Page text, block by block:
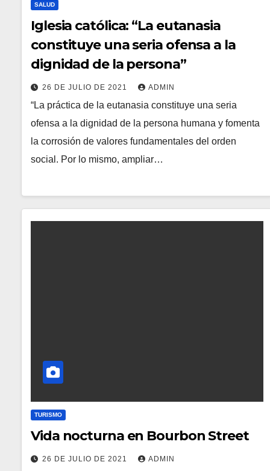
SALUD
Iglesia católica: “La eutanasia
constituye una seria ofensa a la
dignidad de la persona”
26 DE JULIO DE 2021 ADMIN
“La práctica de la eutanasia constituye una seria
ofensa a la dignidad de la persona humana y fomenta
la corrosión de valores fundamentales del orden
social. Por lo mismo, ampliar…
TURISMO
Vida nocturna en Bourbon Street
26 DE JULIO DE 2021 ADMIN